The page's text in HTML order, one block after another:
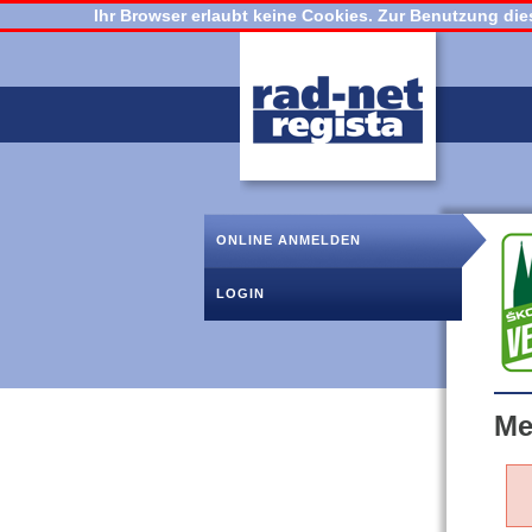
Ihr Browser erlaubt keine Cookies. Zur Benutzung
ONLINE ANMELDEN
LOGIN